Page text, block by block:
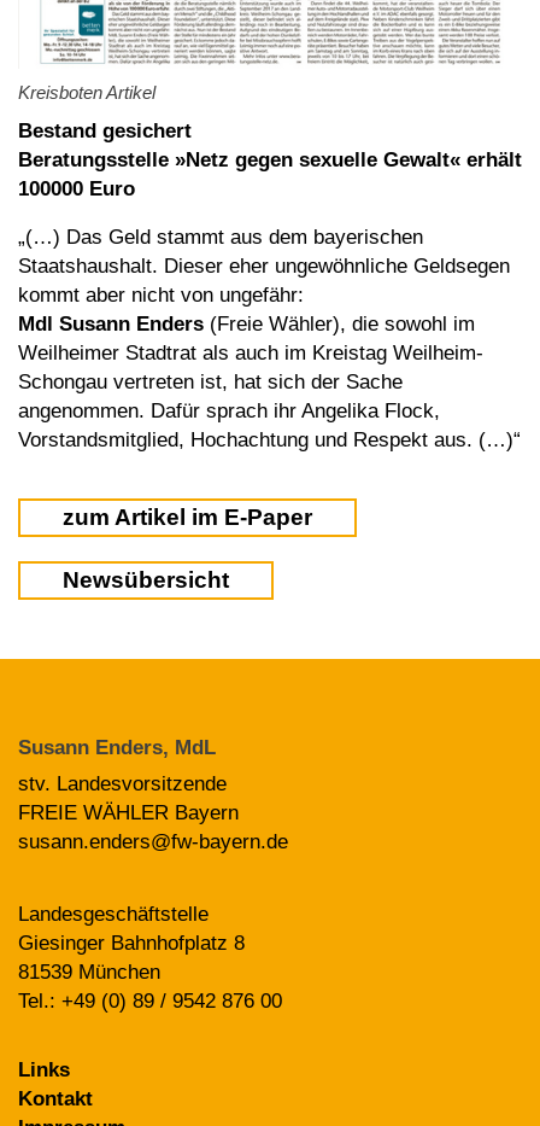
Kreisboten Artikel
Bestand gesichert
Beratungsstelle »Netz gegen sexuelle Gewalt« erhält
100000 Euro
„(…) Das Geld stammt aus dem bayerischen
Staatshaushalt. Dieser eher ungewöhnliche Geldsegen
kommt aber nicht von ungefähr:
Mdl Susann Enders (Freie Wähler), die sowohl im
Weilheimer Stadtrat als auch im Kreistag Weilheim-
Schongau vertreten ist, hat sich der Sache
angenommen. Dafür sprach ihr Angelika Flock,
Vorstandsmitglied, Hochachtung und Respekt aus. (…)“
zum Artikel im E-Paper
Newsübersicht
Susann Enders, MdL
stv. Landesvorsitzende
FREIE WÄHLER Bayern
susann.enders@fw-bayern.de
Landesgeschäftstelle
Giesinger Bahnhofplatz 8
81539 München
Tel.: +49 (0) 89 / 9542 876 00
Links
Kontakt